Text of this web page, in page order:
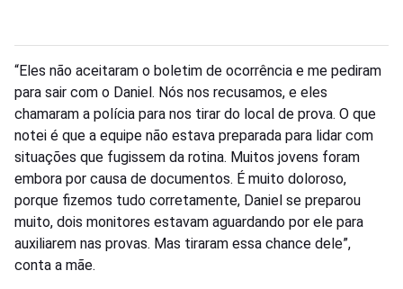
“Eles não aceitaram o boletim de ocorrência e me pediram
para sair com o Daniel. Nós nos recusamos, e eles
chamaram a polícia para nos tirar do local de prova. O que
notei é que a equipe não estava preparada para lidar com
situações que fugissem da rotina. Muitos jovens foram
embora por causa de documentos. É muito doloroso,
porque fizemos tudo corretamente, Daniel se preparou
muito, dois monitores estavam aguardando por ele para
auxiliarem nas provas. Mas tiraram essa chance dele”,
conta a mãe.